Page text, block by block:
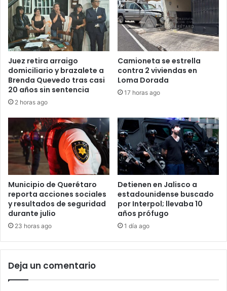
Juez retira arraigo
domiciliario y brazalete a
Brenda Quevedo tras casi
20 años sin sentencia
2 horas ago
Camioneta se estrella
contra 2 viviendas en
Loma Dorada
17 horas ago
Municipio de Querétaro
reporta acciones sociales
y resultados de seguridad
durante julio
23 horas ago
Detienen en Jalisco a
estadounidense buscado
por Interpol; llevaba 10
años prófugo
1 día ago
Deja un comentario